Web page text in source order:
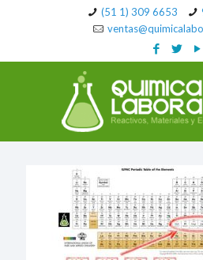
(51 1) 309 6653